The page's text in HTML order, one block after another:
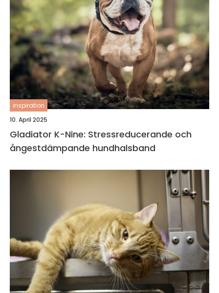
inspiration
10. April 2025
Gladiator K-Nine: Stressreducerande och
ångestdämpande hundhalsband